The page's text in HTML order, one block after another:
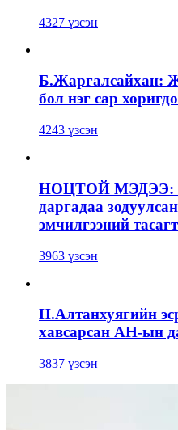
4327 үзсэн
Б.Жаргалсайхан:
бол нэг сар
4243 үзсэн
НОЦТОЙ МЭДЭЭ:
даргадаа
эмчилгээний
3963 үзсэн
Н.Алтанхуягийн
хавсарсан АН-ын
3837 үзсэн